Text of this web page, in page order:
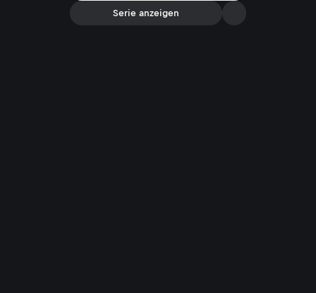
Serie anzeigen